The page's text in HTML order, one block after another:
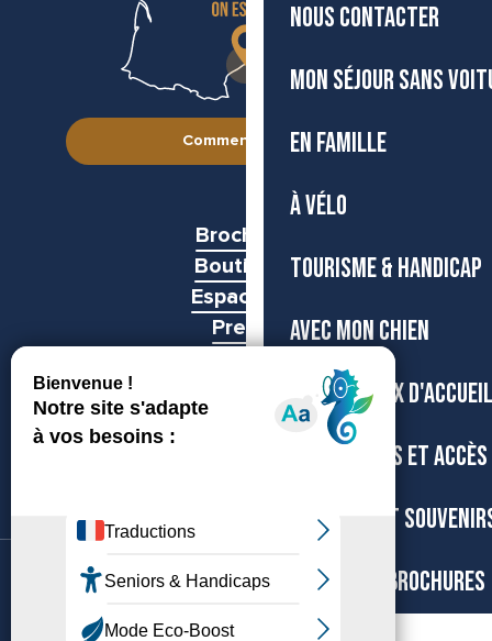
NOUS CONTACTER
MON SÉJOUR SANS
EN FAMILLE
À VÉLO
TOURISME & HANDICAP
AVEC MON CHIEN
NOS BUREAUX D'ACCUEIL
TRANSPORTS ET ACCÈS
BOUTIQUE ET
CARTES ET BROCHURES
Comment venir ?
Brochures
Boutiques
Espace pro
Presse
©Archipel de Thau, 2026Accessibilité Mentions légales